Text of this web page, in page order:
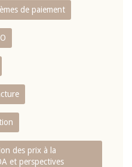
de paiement
des prix à la
et perspectives